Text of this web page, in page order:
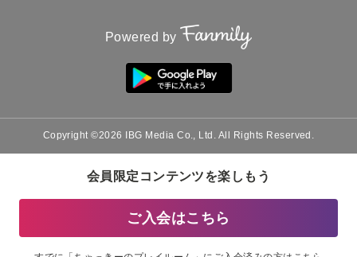
会員限定コンテンツを楽しもう
ご入会はこちら
Powered by
Copyright ©2026 IBG Media Co., Ltd. All Rights Reserved.